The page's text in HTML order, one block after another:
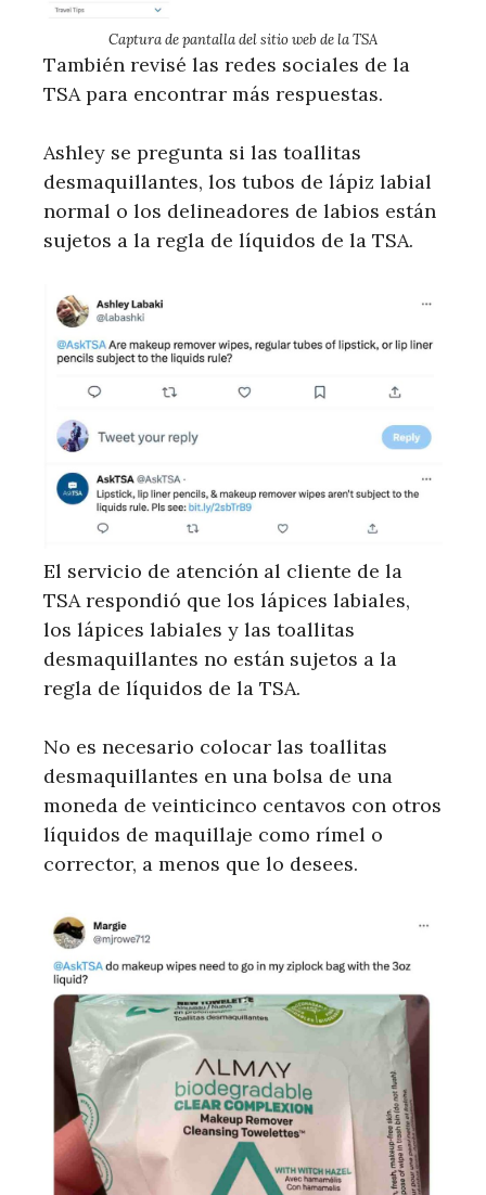
Captura de pantalla del sitio web de la TSA
También revisé las redes sociales de la
TSA para encontrar más respuestas.
Ashley se pregunta si las toallitas
desmaquillantes, los tubos de lápiz labial
normal o los delineadores de labios están
sujetos a la regla de líquidos de la TSA.
El servicio de atención al cliente de la
TSA respondió que los lápices labiales,
los lápices labiales y las toallitas
desmaquillantes no están sujetos a la
regla de líquidos de la TSA.
No es necesario colocar las toallitas
desmaquillantes en una bolsa de una
moneda de veinticinco centavos con otros
líquidos de maquillaje como rímel o
corrector, a menos que lo desees.